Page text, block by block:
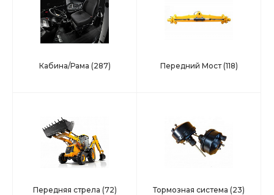
Кабина/Рама (287) Передний Мост(118)
Передняя стрела (72) Тормозная система (23)